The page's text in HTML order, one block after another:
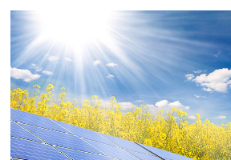
Aktuelles
Meldungen
Pressemeldungen
Branchenmeldungen